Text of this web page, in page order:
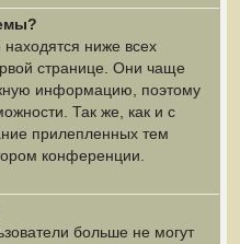
ниже всех
странице. Они чаще
информацию, поэтому
Так же, как и с
прилепленных тем
конференции.
больше не могут